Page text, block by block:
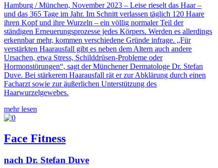
Hamburg / München, November 2023 – Leise rieselt das Haar –
und das 365 Tage im Jahr. Im Schnitt verlassen täglich 120 Haare
ihren Kopf und ihre Wurzeln – ein völlig normaler Teil der
ständigen Erneuerungsprozesse jedes Körpers. Werden es allerdings
erkennbar mehr, kommen verschiedene Gründe infrage. „Für
verstärkten Haarausfall gibt es neben dem Altern auch andere
Ursachen, etwa Stress, Schilddrüsen-Probleme oder
Hormonstörungen“, sagt der Münchener Dermatologe Dr. Stefan
Duve. Bei stärkerem Haarausfall rät er zur Abklärung durch einen
Facharzt sowie zur äußerlichen Unterstützung des
Haarwurzelgewebes.
mehr lesen
Face Fitness
nach Dr. Stefan Duve